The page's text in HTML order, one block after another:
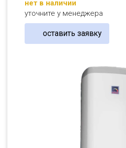
нет в наличии
уточните у менеджера
оставить заявку